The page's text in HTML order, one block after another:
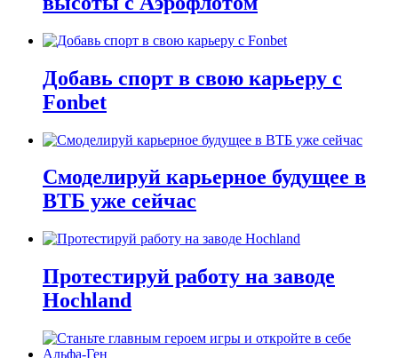
Добавь спорт в свою карьеру с
Fonbet
Смоделируй карьерное будущее в
ВТБ уже сейчас
Протестируй работу на заводе
Hochland